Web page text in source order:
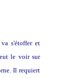
s'étoffer et
le voir sur
Il requiert